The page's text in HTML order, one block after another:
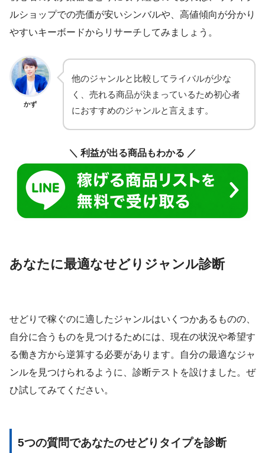
ルショップでの売価が安いシンバルや、高値傾向が分かり
やすいキーボードからリサーチしてみましょう。
かず
他のジャンルと比較してライバルが少な
く、売れる商品が決まっているため初心者
におすすめのジャンルと言えます。
＼ 利益が出る商品もわかる ／
あなたに最適なせどりジャンル診断
せどりで稼ぐのに適したジャンルはいくつかあるものの、
自分に合うものを見つけるためには、現在の状況や希望す
る働き方から逆算する必要があります。自分の最適なジャ
ンルを見つけられるように、診断テストを設けました。ぜ
ひ試してみてください。
5つの質問であなたのせどりタイプを診断